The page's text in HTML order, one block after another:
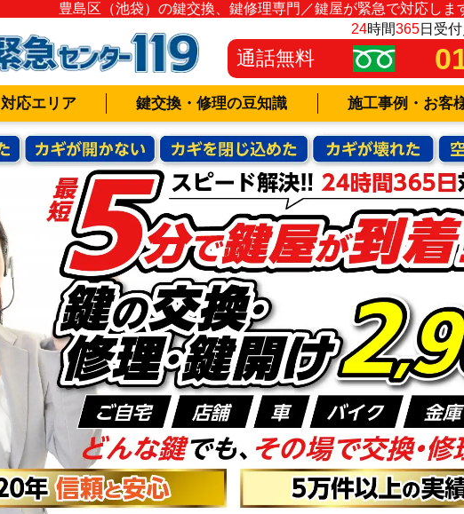
豊島区（池袋）の鍵交換、鍵修理専門／鍵屋が緊急で対応しま
24時間365日受
通話無料
対応エリア 鍵交換・修理の豆知識 施工事例・お客